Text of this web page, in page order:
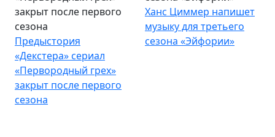
закрыт после первого
сезона
Предыстория
«Декстера» сериал
«Первородный грех»
закрыт после первого
сезона
Ханс Циммер напишет
музыку для третьего
сезона «Эйфории»